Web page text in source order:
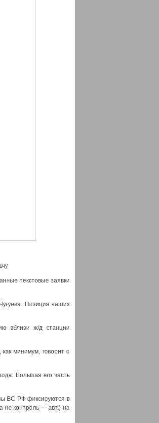
текстовые заявки
Позиция наших
вблизи ж/д станции
минимум, говорит о
Большая его часть
ВС РФ фиксируются в
не контроль — авт.) на